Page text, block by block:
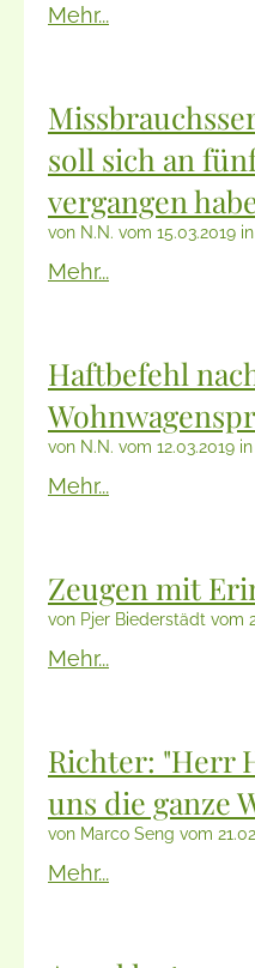
Mehr...
soll sich an
vergangen
von N.N. vom 15.03.2019
Mehr...
Haftbefehl
von N.N. vom 12.03.2019
Mehr...
Zeugen mit
von Pjer Biederstädt vom
Mehr...
Richter: "Herr
uns die ganze
von Marco Seng vom
Mehr...